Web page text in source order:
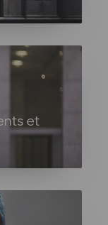
et